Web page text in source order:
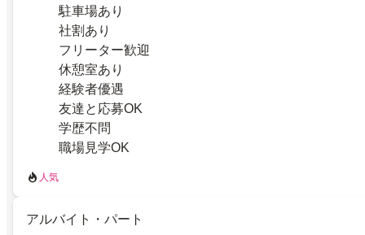
駐車場あり
社割あり
フリーター歓迎
休憩室あり
経験者優遇
友達と応募OK
学歴不問
職場見学OK
人気
アルバイト・パート